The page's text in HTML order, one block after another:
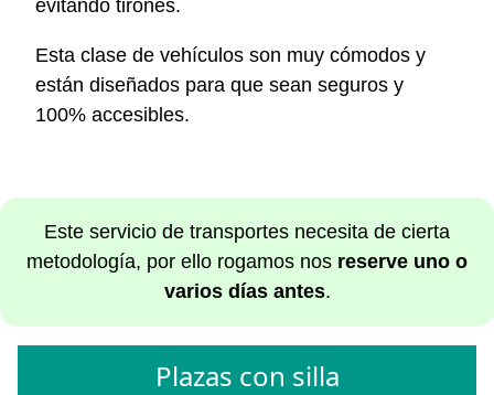
evitando tirones.
Esta clase de vehículos son muy cómodos y
están diseñados para que sean seguros y
100% accesibles.
Este servicio de transportes necesita de cierta
metodología, por ello rogamos nos reserve uno o
varios días antes.
Plazas con silla